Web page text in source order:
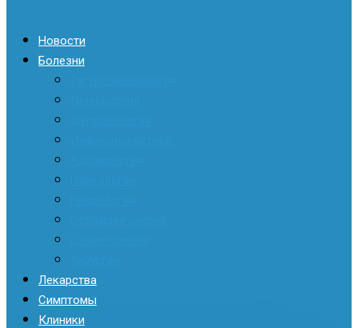
Новости
Болезни
Лекарства
Симптомы
Клиники